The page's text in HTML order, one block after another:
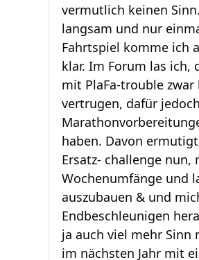
vermutlich keinen
langsam und nur
Fahrtspiel komme ich
klar. Im Forum las ich,
mit PlaFa-trouble zwar
vertrugen, dafür
haben. Davon
Ersatz- challenge nun,
Wochenumfänge und
auszubauen & und
Endbeschleunigen
ja auch viel mehr Sinn
im nächsten Jahr mit